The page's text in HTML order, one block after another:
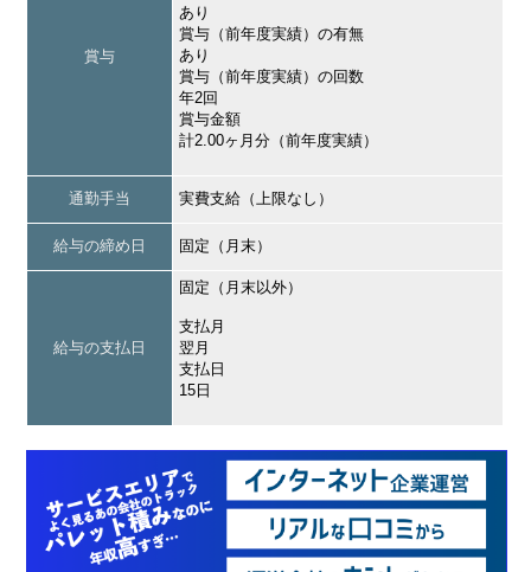
賞与
あり
賞与（前年度実績）の有無
あり
賞与（前年度実績）の回数
年2回
賞与金額
計2.00ヶ月分（前年度実績）
通勤手当 実費支給（上限なし）
給与の締め日 固定（月末）
給与の支払日
固定（月末以外）
支払月
翌月
支払日
15日